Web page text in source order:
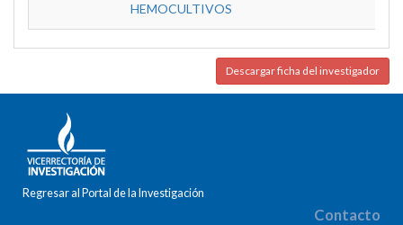
HEMOCULTIVOS
Descargar ficha del investigador
Regresar al Portal de la Investigación
Contacto